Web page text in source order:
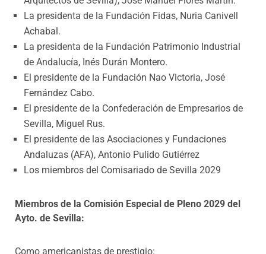
La presidenta de la Fundación Fidas, Nuria Canivell
Achabal.
La presidenta de la Fundación Patrimonio Industrial
de Andalucía, Inés Durán Montero.
El presidente de la Fundación Nao Victoria, José
Fernández Cabo.
El presidente de la Confederación de Empresarios de
Sevilla, Miguel Rus.
El presidente de las Asociaciones y Fundaciones
Andaluzas (AFA), Antonio Pulido Gutiérrez
Los miembros del Comisariado de Sevilla 2029
Miembros de la Comisión Especial de Pleno 2029 del
Ayto. de Sevilla:
Como americanistas de prestigio: